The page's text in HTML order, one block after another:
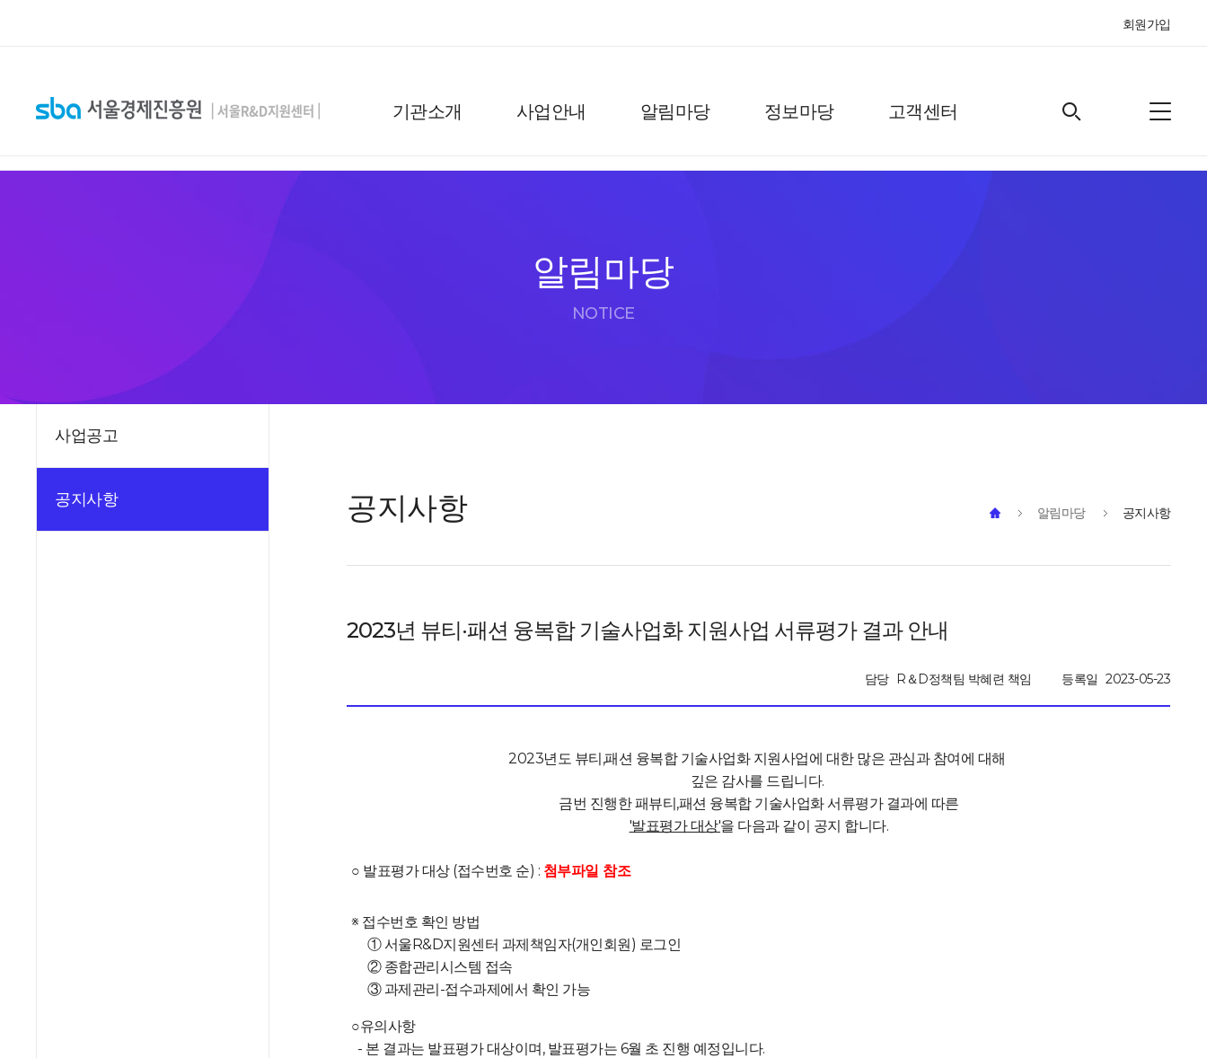
회원가입
기관소개 사업안내 알림마당 정보마당 고객센터
알림마당
NOTICE
사업공고
공지사항 공지사항 알림마당 공지사항
2023년 뷰티·패션 융복합 기술사업화 지원사업 서류평가 결과 안내
담당 R＆D정책팀 박혜련 책임 등록일 2023-05-23
2023년도 뷰티,패션 융복합 기술사업화 지원사업에 대한 많은 관심과 참여에 대해
깊은 감사를 드립니다.
금번 진행한 패뷰티,패션 융복합 기술사업화서류평가 결과에 따른
'발표평가 대상'을 다음과 같이 공지 합니다.
○ 발표평가 대상 (접수번호 순) : 첨부파일 참조
※ 접수번호 확인 방법
① 서울R&D지원센터 과제책임자(개인회원) 로그인
② 종합관리시스템 접속
③ 과제관리-접수과제에서 확인 가능
○유의사항
- 본 결과는 발표평가 대상이며, 발표평가는 6월 초 진행 예정입니다.